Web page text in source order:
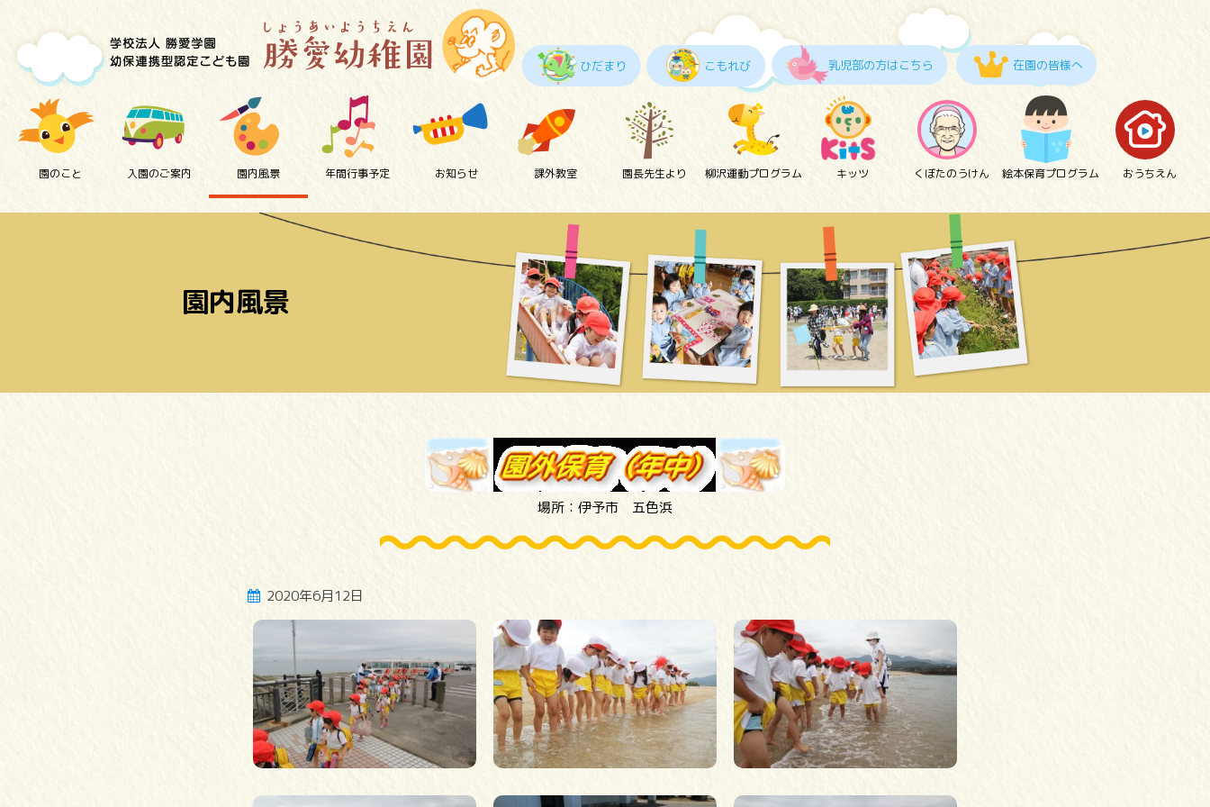
ひだまり こもれび 乳児部の方はこちら 在園の皆様へ
園のこと 入園のご案内 園内風景 年間行事予定 お知らせ 課外教室 園長先生より 柳沢運動プログラム キッツ くぼたのうけん 絵本保育プログラム おうちえん
園内風景
場所：伊予市 五色浜
2020年6月12日